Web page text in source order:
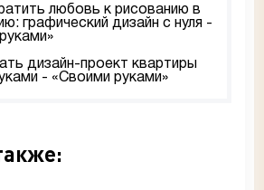
любовь к рисованию в
графический дизайн с нуля -
дизайн-проект квартиры
- «Своими руками»